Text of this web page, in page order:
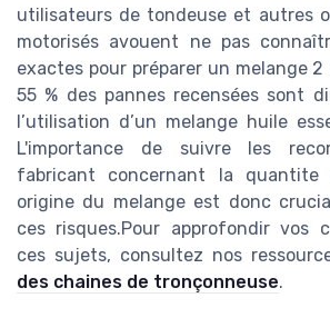
utilisateurs de tondeuse et autres
motorisés avouent ne pas
exactes pour préparer un melange
55 % des pannes recensées sont
l’utilisation d’un melange huile
L'importance de suivre les
fabricant concernant la
origine du melange est donc
ces risques.Pour approfondir vos
ces sujets, consultez nos
des chaines de tronçonneuse.